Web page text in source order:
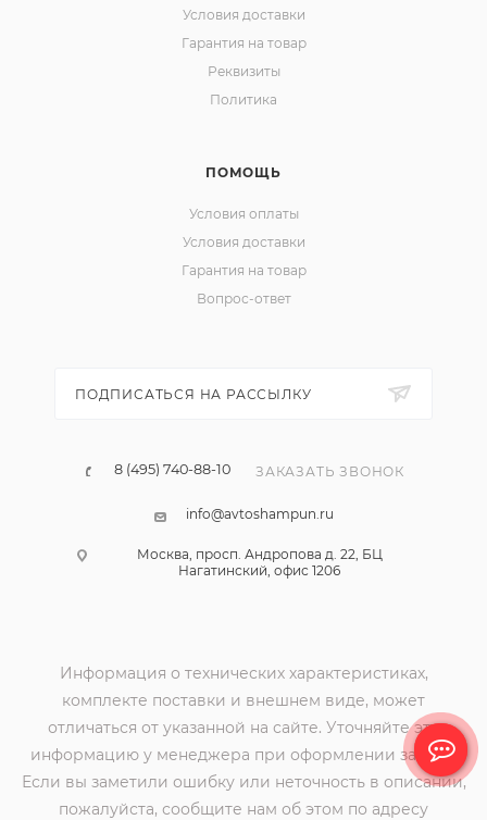
Условия доставки
Гарантия на товар
Реквизиты
Политика
ПОМОЩЬ
Условия оплаты
Условия доставки
Гарантия на товар
Вопрос-ответ
ПОДПИСАТЬСЯ НА РАССЫЛКУ
8 (495) 740-88-10 ЗАКАЗАТЬ ЗВОНОК
info@avtoshampun.ru
Москва, просп. Андропова д. 22, БЦ
Нагатинский, офис 1206
Информация о технических характеристиках,
комплекте поставки и внешнем виде, может
отличаться от указанной на сайте. Уточняйте эту
информацию у менеджера при оформлении заявки.
Если вы заметили ошибку или неточность в описании,
пожалуйста, сообщите нам об этом по адресу